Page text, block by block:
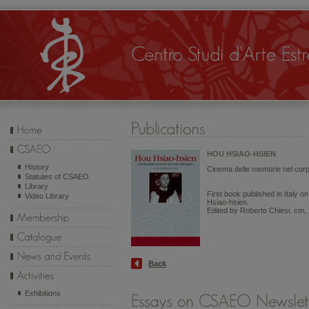
History
Statutes of CSAEO
Library
Video Library
Exhibitions
HOU HSIAO-HSIEN
Cinema delle memorie nel
First book published in Italy
Hsiao-hsien.
Edited by Roberto Chiesi.
Back